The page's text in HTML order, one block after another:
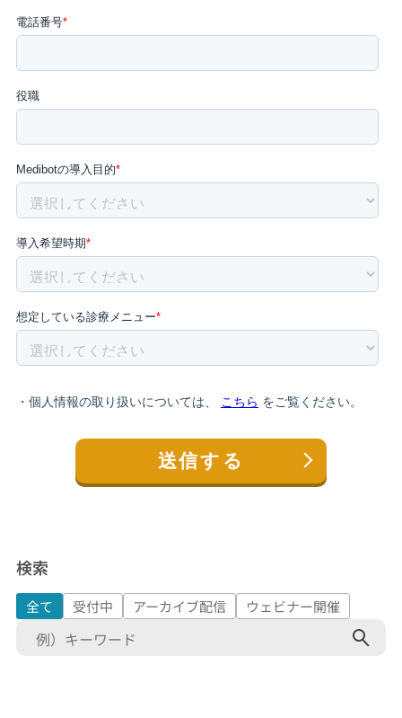
検索
全て 受付中 アーカイブ配信 ウェビナー開催
検